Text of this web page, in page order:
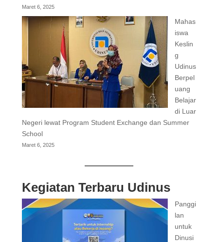
Maret 6, 2025
Mahas
iswa
Keslin
g
Udinus
Berpel
uang
Belajar
di Luar
Negeri lewat Program Student Exchange dan Summer
School
Maret 6, 2025
Kegiatan Terbaru Udinus
Panggi
lan
untuk
Dinusi